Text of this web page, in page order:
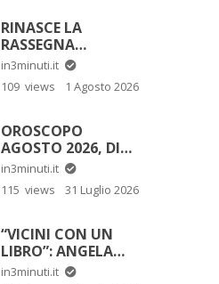
RINASCE LA
RASSEGNA
CINEMATOGRAFICA
INTERNAZIONALE
DI MESSINA
in3minuti.it
109 views
1 Agosto 2026
OROSCOPO
AGOSTO 2026, DI
ALFONSO BELLAVIA
in3minuti.it
115 views
31 Luglio 2026
“VICINI CON UN
LIBRO”: ANGELA
RIINA
in3minuti.it